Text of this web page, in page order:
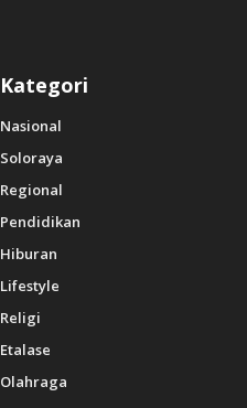
Kategori
Nasional
Soloraya
Regional
Pendidikan
Hiburan
Lifestyle
Religi
Etalase
Olahraga